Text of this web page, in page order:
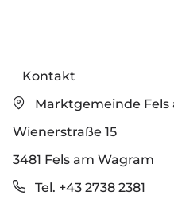
Kontakt
Marktgemeinde Fels
Wienerstraße 15
3481 Fels am Wagram
Tel. +43 2738 2381